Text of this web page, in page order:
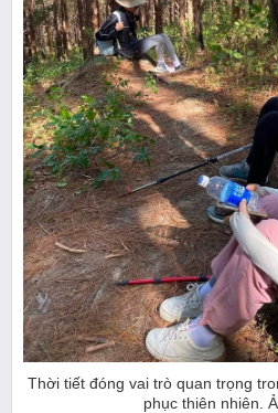
Thời tiết đóng vai trò quan trọng
phục thiên nhiên.